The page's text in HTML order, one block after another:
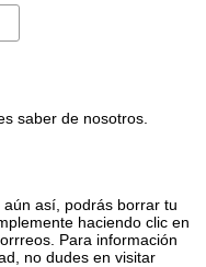
saber de nosotros.
así, podrás borrar tu
haciendo clic en
Para información
no dudes en visitar